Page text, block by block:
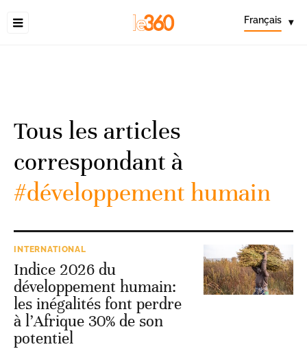
Français ▾
Tous les articles
correspondant à
#développement humain
INTERNATIONAL
Indice 2026 du
développement humain:
les inégalités font perdre
à l’Afrique 30% de son
potentiel